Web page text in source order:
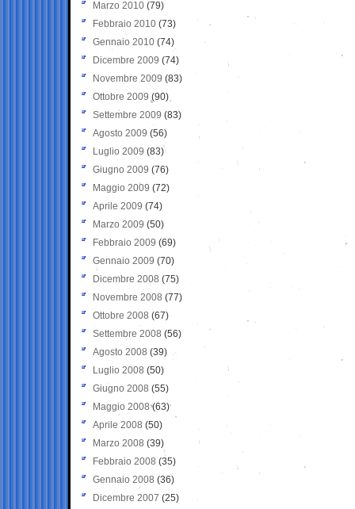
Marzo 2010 (79)
Febbraio 2010 (73)
Gennaio 2010 (74)
Dicembre 2009 (74)
Novembre 2009 (83)
Ottobre 2009 (90)
Settembre 2009 (83)
Agosto 2009 (56)
Luglio 2009 (83)
Giugno 2009 (76)
Maggio 2009 (72)
Aprile 2009 (74)
Marzo 2009 (50)
Febbraio 2009 (69)
Gennaio 2009 (70)
Dicembre 2008 (75)
Novembre 2008 (77)
Ottobre 2008 (67)
Settembre 2008 (56)
Agosto 2008 (39)
Luglio 2008 (50)
Giugno 2008 (55)
Maggio 2008(63)
Aprile 2008 (50)
Marzo 2008 (39)
Febbraio 2008 (35)
Gennaio 2008 (36)
Dicembre 2007 (25)